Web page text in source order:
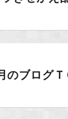
のブログＴ